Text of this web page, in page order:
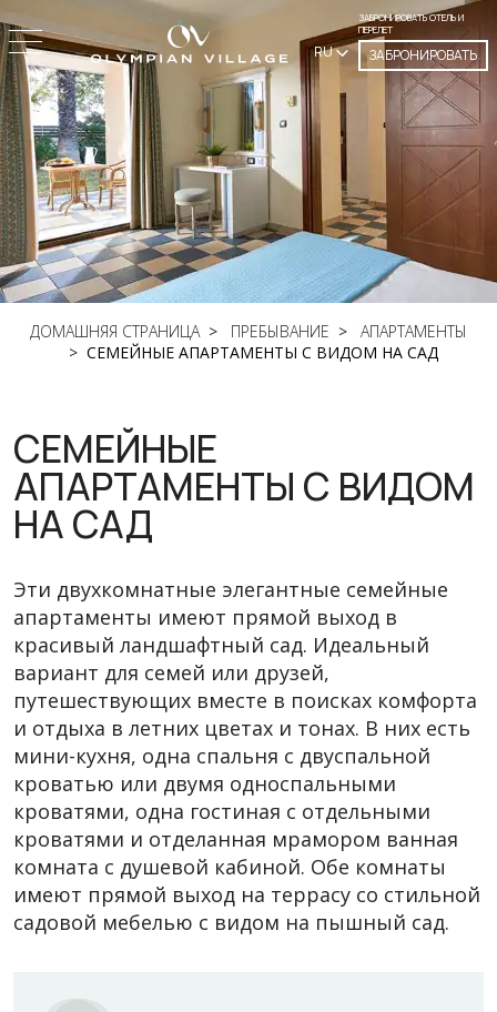
RU
ЗАБРОНИРОВАТЬ ОТЕЛЬ И
ПЕРЕЛЕТ
ЗАБРОНИРОВАТЬ
ДОМАШНЯЯ СТРАНИЦА ПРЕБЫВАНИЕ
АПАРТАМЕНТЫ
СЕМЕЙНЫЕ АПАРТАМЕНТЫ С ВИДОМ НА САД
СЕМЕЙНЫЕ
АПАРТАМЕНТЫ С ВИДОМ
НА САД
Эти двухкомнатные элегантные семейные
апартаменты имеют прямой выход в
красивый ландшафтный сад. Идеальный
вариант для семей или друзей,
путешествующих вместе в поисках комфорта
и отдыха в летних цветах и тонах. В них есть
мини-кухня, одна спальня с двуспальной
кроватью или двумя односпальными
кроватями, одна гостиная с отдельными
кроватями и отделанная мрамором ванная
комната с душевой кабиной. Обе комнаты
имеют прямой выход на террасу со стильной
садовой мебелью с видом на пышный сад.